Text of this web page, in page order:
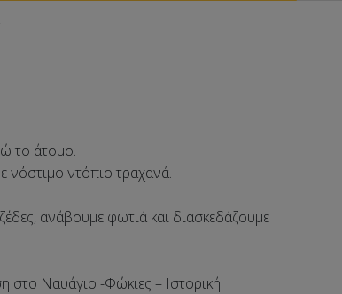
πισίνα, 6
ντόπιο τραχανά.
ανάβουμε φωτιά και διασκεδάζουμε
22
-Φώκιες – Ιστορική